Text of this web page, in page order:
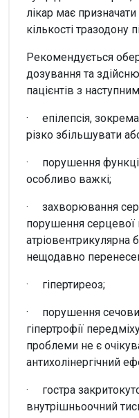
лікар має
кількості тразодону
Рекомендується
дозування та
пацієнтів з
· епілепсія, зокрема
різко збільшувати
· порушення
особливо важкі;
· захворювання
порушення серцевої
атріовентрикулярна
нещодавно
· гіпертиреоз;
· порушення
гіпертрофії
проблеми не є
антихолінергічний
· гостра
внутрішньоочний